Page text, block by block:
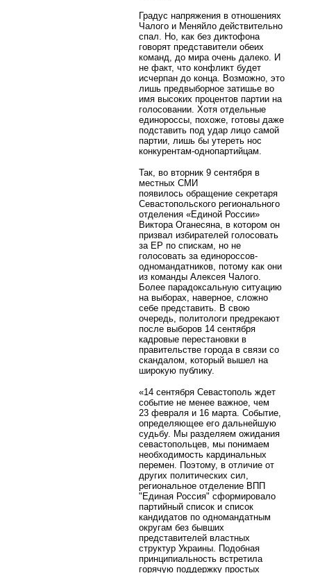
Градус напряжения в отношениях
Чалого и Меняйло действительно
спал. Но, как без диктофона
говорят представители обеих
команд, до мира очень далеко. И
не факт, что конфликт будет
исчерпан до конца. Возможно, это
лишь предвыборное затишье во
имя высоких процентов партии на
голосовании. Хотя отдельные
единороссы, похоже, готовы даже
подставить под удар лицо самой
партии, лишь бы утереть нос
конкурентам-однопартийцам.
Так, во вторник 9 сентября в
местных СМИ
появилось обращение секретаря
Севастопольского регионального
отделения «Единой России»
Виктора Оганесяна, в котором он
призвал избирателей голосовать
за ЕР по спискам, но не
голосовать за единороссов-
одномандатников, потому как они
из команды Алексея Чалого.
Более парадоксальную ситуацию
на выборах, наверное, сложно
себе представить. В свою
очередь, политологи предрекают
после выборов 14 сентября
кадровые перестановки в
правительстве города в связи со
скандалом, который вышел на
широкую публику.
«14 сентября Севастополь ждет
событие не менее важное, чем
23 февраля и 16 марта. Событие,
определяющее его дальнейшую
судьбу. Мы разделяем ожидания
севастопольцев, мы понимаем
необходимость кардинальных
перемен. Поэтому, в отличие от
других политических сил,
региональное отделение ВПП
"Единая Россия" сформировало
партийный список и список
кандидатов по одномандатным
округам без бывших
представителей властных
структур Украины. Подобная
принципиальность встретила
горячую поддержку простых